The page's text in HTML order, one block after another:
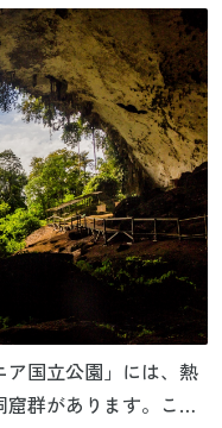
国立公園」には、熱
群があります。ここ